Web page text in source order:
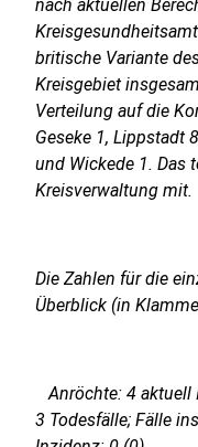
nach aktuellen
britische Variante
Kreisgebiet
Verteilung auf die
Geseke 1, Lippstadt
und Wickede 1. Das
Kreisverwaltung mit.
Die Zahlen für die
Überblick (in
Anröchte: 4 aktuell
3 Todesfälle; Fälle